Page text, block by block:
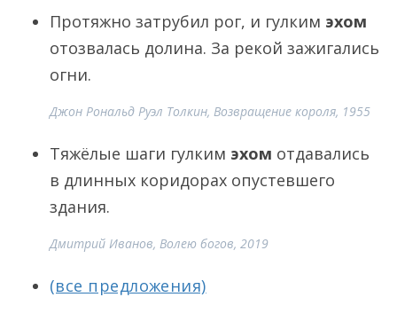
Протяжно затрубил рог, и гулким эхом
отозвалась долина. За рекой зажигались
огни.
Джон Рональд Руэл Толкин, Возвращение короля, 1955
Тяжёлые шаги гулким эхом отдавались
в длинных коридорах опустевшего
здания.
Дмитрий Иванов, Волею богов, 2019
(все предложения)